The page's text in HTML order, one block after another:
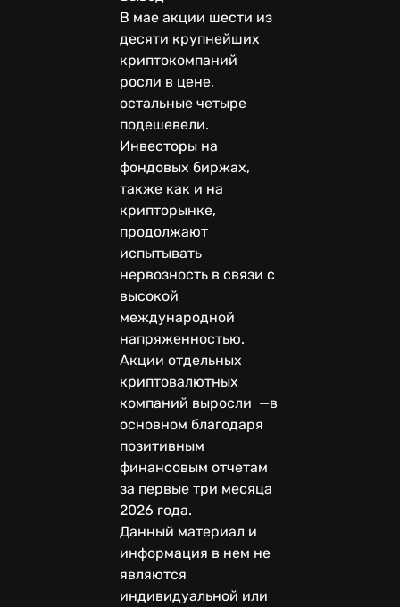
В мае акции шести из
десяти крупнейших
криптокомпаний
росли в цене,
остальные четыре
подешевели.
Инвесторы на
фондовых биржах,
также как и на
крипторынке,
продолжают
испытывать
нервозность в связи с
высокой
международной
напряженностью.
Акции отдельных
криптовалютных
компаний выросли —в
основном благодаря
позитивным
финансовым отчетам
за первые три месяца
2026 года.
Данный материал и
информация в нем не
являются
индивидуальной или